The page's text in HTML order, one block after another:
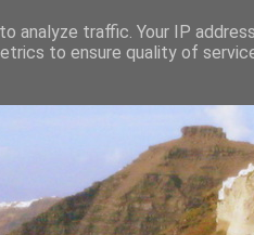
analyze traffic. Your IP
to ensure quality of